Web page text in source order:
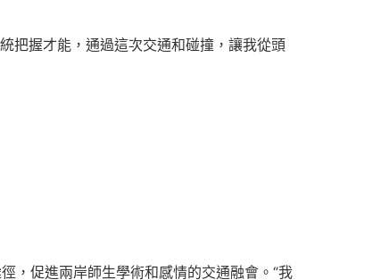
把握才能，通過這次交通和碰撞，讓我從頭
，促進兩岸師生學術和感情的交通融會。“我